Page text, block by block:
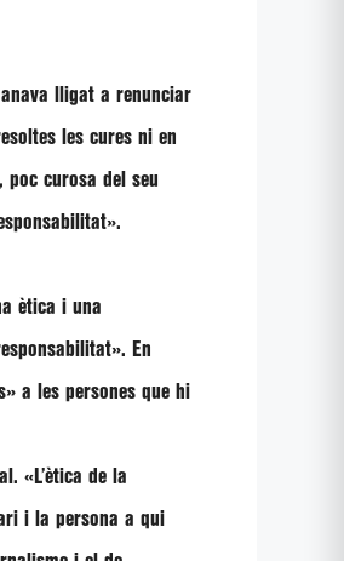
lligat a renunciar
les cures ni en
poc curosa del seu
».
ètica i una
En
a les persones que hi
. «L’ètica de la
i la persona a qui